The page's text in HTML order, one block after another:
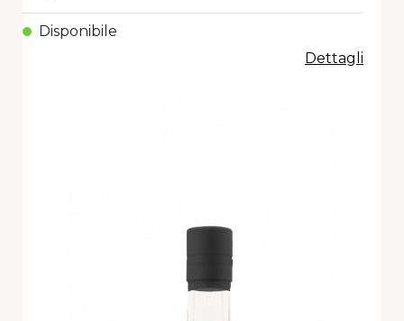
Disponibile
Dettagli